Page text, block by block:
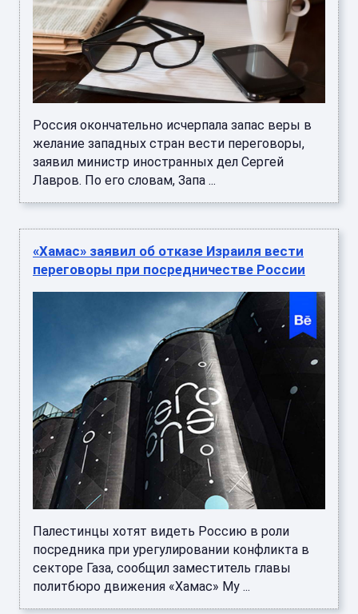
Россия окончательно исчерпала запас веры в
желание западных стран вести переговоры,
заявил министр иностранных дел Сергей
Лавров. По его словам, Запа ...
«Хамас» заявил об отказе Израиля вести
переговоры при посредничестве России
Палестинцы хотят видеть Россию в роли
посредника при урегулировании конфликта в
секторе Газа, сообщил заместитель главы
политбюро движения «Хамас» Му ...